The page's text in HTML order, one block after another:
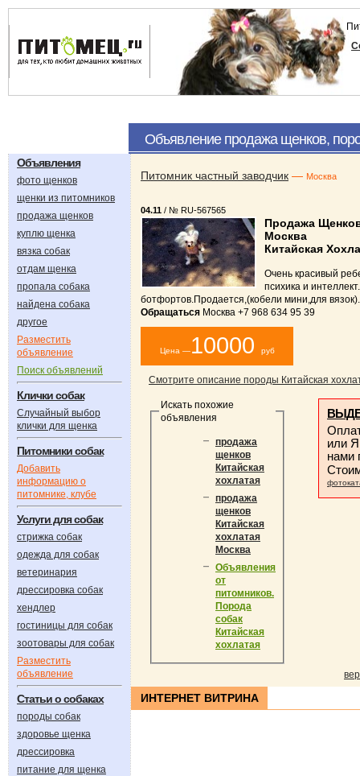
Объявление продажа щенков,
Объявления
фото щенков
щенки из питомников
продажа щенков
куплю щенка
вязка собак
отдам щенка
пропала собака
найдена собака
другое
Разместить
объявление
Поиск объявлений
Клички собак
Случайный выбор
клички для щенка
Питомники собак
Добавить
информацию о
питомнике, клубе
Услуги для собак
стрижка собак
одежда для собак
ветеринария
дрессировка собак
хендлер
гостиницы для собак
зоотовары для собак
Разместить
объявление
Статьи о собаках
породы собак
здоровье щенка
дрессировка
питание для щенка
Питомник частный заводчик — Москва
04.11 / № RU-567565
Продажа
Москва
Китайская
Очень красивый
психика и
ботфортов.Продается,(кобели мини,для
Обращаться Москва +7 968 634 95 39
Цена —10000 руб
Смотрите описание породы Китайская
Искать похожие
объявления
продажа
щенков
Китайская
хохлатая
продажа
щенков
Китайская
хохлатая
Москва
Объявления
от
питомников.
Порода
собак
Китайская
хохлатая
или
нами
ИНТЕРНЕТ ВИТРИНА